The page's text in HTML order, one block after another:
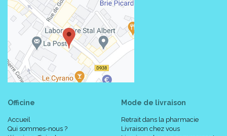
Officine
Accueil
Qui sommes-nous ?
Mode de livraison
Retrait dans la pharmacie
Livraison chez vous